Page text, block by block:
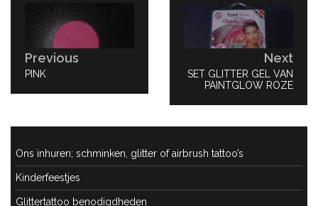
navigatie
Previous
PREVIOUS
PINK
Next
NEXT
POST:
SET GLITTER GEL VAN
PAINTGLOW ROZE
Ons inhuren; schminken, glitter of airbrush tattoo’s
Kinderfeestjes
Glittertattoo benodigdheden